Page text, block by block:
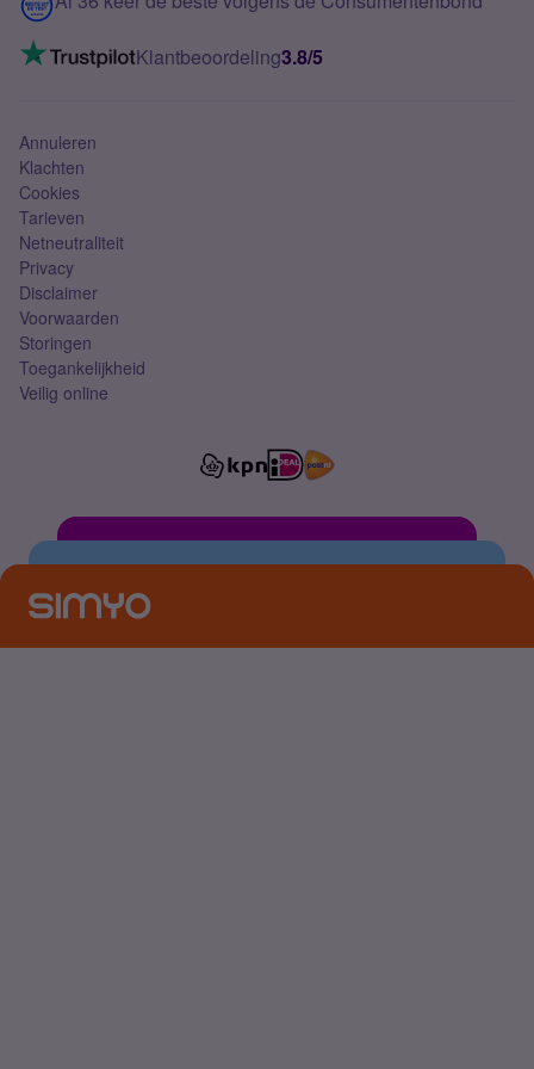
Mobiel internet
Mobiel abonnement
VoLTE 4G bellenKlantbeoordeling3.8/5
Annuleren
Klachten
Cookies
Tarieven
Netneutraliteit
Privacy
Disclaimer
Voorwaarden
Storingen
Toegankelijkheid
Veilig online